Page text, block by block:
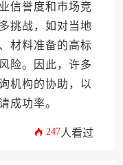
信誉度和市场竞
挑战，如对当地
材料准备的高标
险。因此，许多
机构的协助，以
成功率。
247人看过